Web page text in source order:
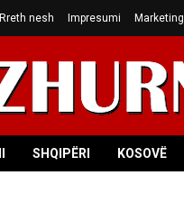
Rreth nesh Impresumi Marketing
SHQIPËRI KOSOVË